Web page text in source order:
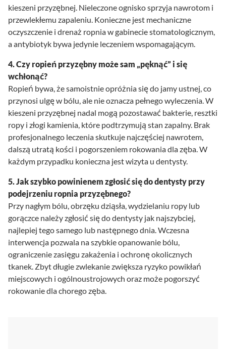
kieszeni przyzębnej. Nieleczone ognisko sprzyja nawrotom i
przewlekłemu zapaleniu. Konieczne jest mechaniczne
oczyszczenie i drenaż ropnia w gabinecie stomatologicznym,
a antybiotyk bywa jedynie leczeniem wspomagającym.
4. Czy ropień przyzębny może sam „pęknąć” i się
wchłonąć?
Ropień bywa, że samoistnie opróżnia się do jamy ustnej, co
przynosi ulgę w bólu, ale nie oznacza pełnego wyleczenia. W
kieszeni przyzębnej nadal mogą pozostawać bakterie, resztki
ropy i złogi kamienia, które podtrzymują stan zapalny. Brak
profesjonalnego leczenia skutkuje najczęściej nawrotem,
dalszą utratą kości i pogorszeniem rokowania dla zęba. W
każdym przypadku konieczna jest wizyta u dentysty.
5. Jak szybko powinienem zgłosić się do dentysty przy
podejrzeniu ropnia przyzębnego?
Przy nagłym bólu, obrzęku dziąsła, wydzielaniu ropy lub
gorączce należy zgłosić się do dentysty jak najszybciej,
najlepiej tego samego lub następnego dnia. Wczesna
interwencja pozwala na szybkie opanowanie bólu,
ograniczenie zasięgu zakażenia i ochronę okolicznych
tkanek. Zbyt długie zwlekanie zwiększa ryzyko powikłań
miejscowych i ogólnoustrojowych oraz może pogorszyć
rokowanie dla chorego zęba.